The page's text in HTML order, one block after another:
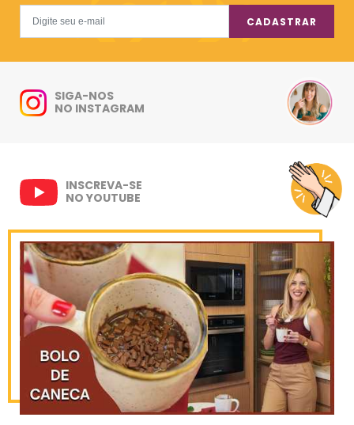
CADASTRAR
SIGA-NOS
NO INSTAGRAM
INSCREVA-SE
NO YOUTUBE